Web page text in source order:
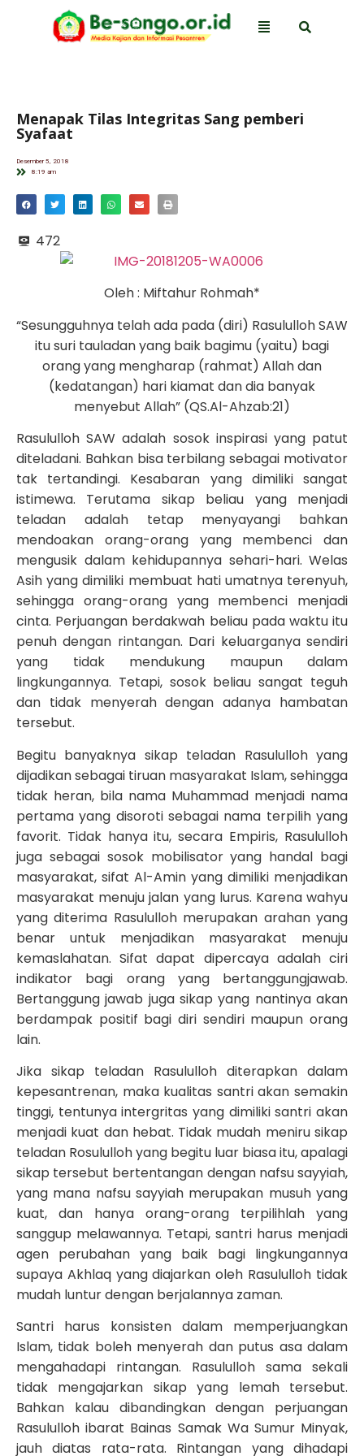
Menapak Tilas Integritas Sang pemberi
Syafaat
Desember 5, 2018
8:19 am
472
Oleh : Miftahur Rohmah*
“Sesungguhnya telah ada pada (diri) Rasululloh SAW
itu suri tauladan yang baik bagimu (yaitu) bagi
orang yang mengharap (rahmat) Allah dan
(kedatangan) hari kiamat dan dia banyak
menyebut Allah” (QS.Al-Ahzab:21)
Rasululloh SAW adalah sosok inspirasi yang patut
diteladani. Bahkan bisa terbilang sebagai motivator
tak tertandingi. Kesabaran yang dimiliki sangat
istimewa. Terutama sikap beliau yang menjadi
teladan adalah tetap menyayangi bahkan
mendoakan orang-orang yang membenci dan
mengusik dalam kehidupannya sehari-hari. Welas
Asih yang dimiliki membuat hati umatnya terenyuh,
sehingga orang-orang yang membenci menjadi
cinta. Perjuangan berdakwah beliau pada waktu itu
penuh dengan rintangan. Dari keluarganya sendiri
yang tidak mendukung maupun dalam
lingkungannya. Tetapi, sosok beliau sangat teguh
dan tidak menyerah dengan adanya hambatan
tersebut.
Begitu banyaknya sikap teladan Rasululloh yang
dijadikan sebagai tiruan masyarakat Islam, sehingga
tidak heran, bila nama Muhammad menjadi nama
pertama yang disoroti sebagai nama terpilih yang
favorit. Tidak hanya itu, secara Empiris, Rasululloh
juga sebagai sosok mobilisator yang handal bagi
masyarakat, sifat Al-Amin yang dimiliki menjadikan
masyarakat menuju jalan yang lurus. Karena wahyu
yang diterima Rasululloh merupakan arahan yang
benar untuk menjadikan masyarakat menuju
kemaslahatan. Sifat dapat dipercaya adalah ciri
indikator bagi orang yang bertanggungjawab.
Bertanggung jawab juga sikap yang nantinya akan
berdampak positif bagi diri sendiri maupun orang
lain.
Jika sikap teladan Rasululloh diterapkan dalam
kepesantrenan, maka kualitas santri akan semakin
tinggi, tentunya intergritas yang dimiliki santri akan
menjadi kuat dan hebat. Tidak mudah meniru sikap
teladan Rosululloh yang begitu luar biasa itu, apalagi
sikap tersebut bertentangan dengan nafsu sayyiah,
yang mana nafsu sayyiah merupakan musuh yang
kuat, dan hanya orang-orang terpilihlah yang
sanggup melawannya. Tetapi, santri harus menjadi
agen perubahan yang baik bagi lingkungannya
supaya Akhlaq yang diajarkan oleh Rasululloh tidak
mudah luntur dengan berjalannya zaman.
Santri harus konsisten dalam memperjuangkan
Islam, tidak boleh menyerah dan putus asa dalam
mengahadapi rintangan. Rasululloh sama sekali
tidak mengajarkan sikap yang lemah tersebut.
Bahkan kalau dibandingkan dengan perjuangan
Rasululloh ibarat Bainas Samak Wa Sumur Minyak,
jauh diatas rata-rata. Rintangan yang dihadapi